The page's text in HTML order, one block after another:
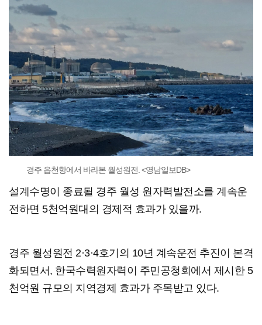
경주 읍천항에서 바라본 월성원전. <영남일보DB>
설계수명이 종료될 경주 월성 원자력발전소를 계속운
전하면 5천억원대의 경제적 효과가 있을까.
경주 월성원전 2·3·4호기의 10년 계속운전 추진이 본격
화되면서, 한국수력원자력이 주민공청회에서 제시한 5
천억원 규모의 지역경제 효과가 주목받고 있다.